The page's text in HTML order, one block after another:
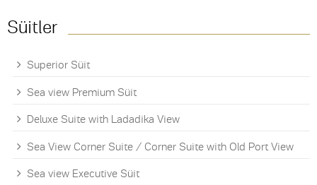
Süitler
Superior Süit
Sea view Premium Süit
Deluxe Suite with Ladadika View
Sea View Corner Suite / Corner Suite with Old Port View
Sea view Executive Süit